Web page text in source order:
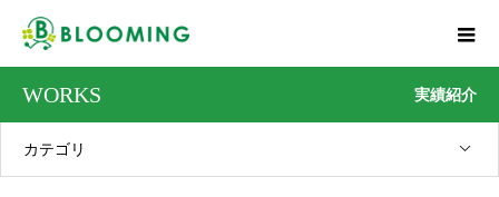
WORKS 実績紹介
カテゴリ